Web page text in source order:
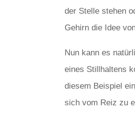
der Stelle stehen
Gehirn die Idee
Nun kann es
eines Stillhaltens
diesem Beispiel
sich vom Reiz zu